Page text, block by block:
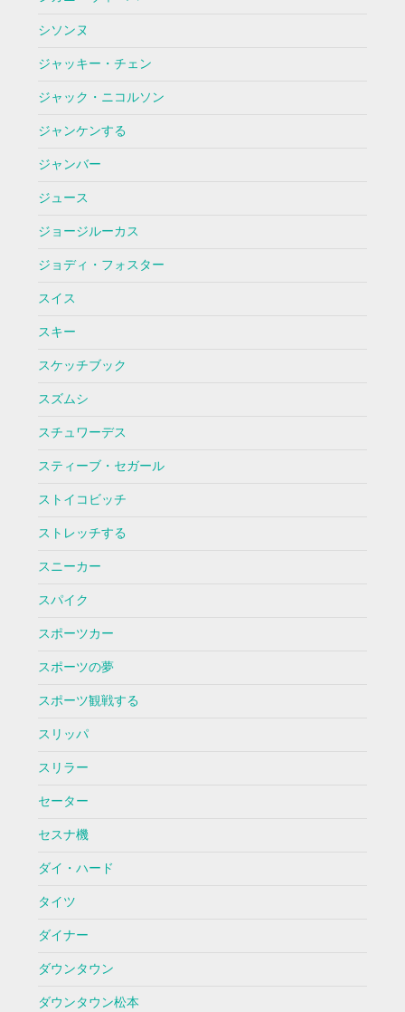
シソンヌ
ジャッキー・チェン
ジャック・ニコルソン
ジャンケンする
ジャンバー
ジュース
ジョージルーカス
ジョディ・フォスター
スイス
スキー
スケッチブック
スズムシ
スチュワーデス
スティーブ・セガール
ストイコビッチ
ストレッチする
スニーカー
スパイク
スポーツカー
スポーツの夢
スポーツ観戦する
スリッパ
スリラー
セーター
セスナ機
ダイ・ハード
タイツ
ダイナー
ダウンタウン
ダウンタウン松本